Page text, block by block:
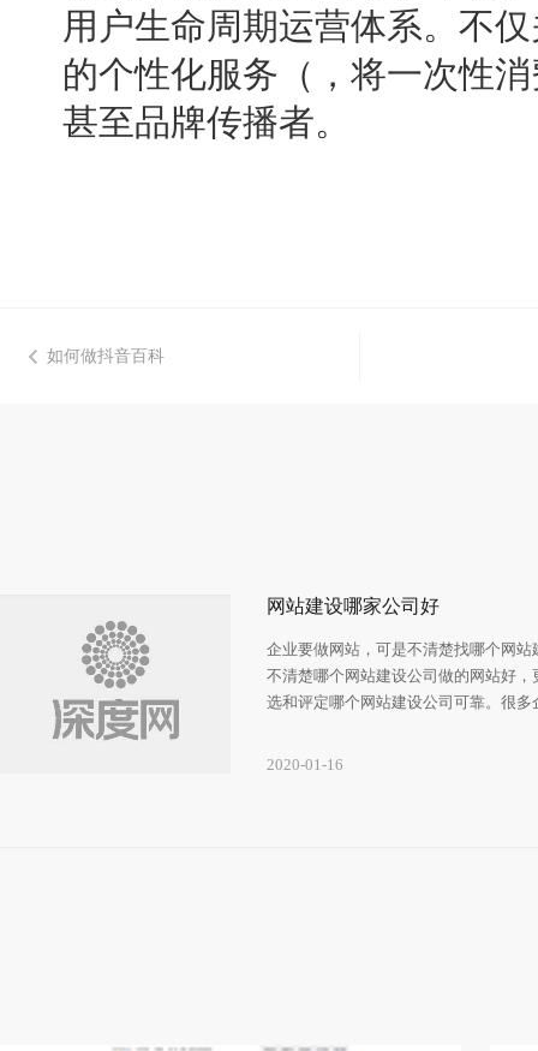
用户生命周期运营体系。不
的个性化服务（，将一次性
甚至品牌传播者。
如何做抖音百科
网站建设哪家公司好
企业要做网站，可是不清楚找哪个网站
不清楚哪个网站建设公司做的网站好，
选和评定哪个网站建设公司可靠。很多
可靠的网站建设公司呢?
2020-01-16